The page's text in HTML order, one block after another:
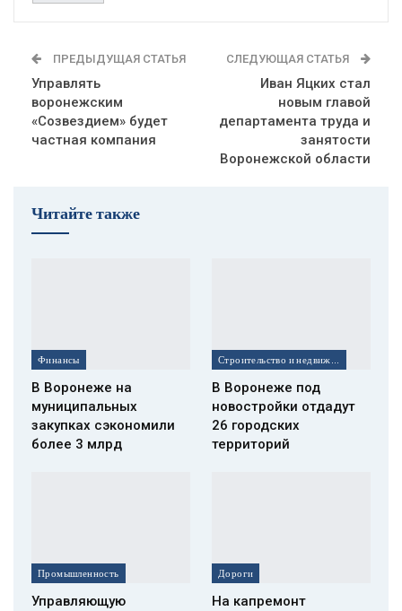
ПРЕДЫДУЩАЯ СТАТЬЯ
Управлять
воронежским
«Созвездием» будет
частная компания
СЛЕДУЮЩАЯ СТАТЬЯ
Иван Яцких стал
новым главой
департамента труда и
занятости
Воронежской области
Читайте также
Финансы
В Воронеже на
муниципальных
закупках сэкономили
более 3 млрд
В Воронеже под
новостройки отдадут
26 городских
территорий
Промышленность
Управляющую
Дороги
На капремонт